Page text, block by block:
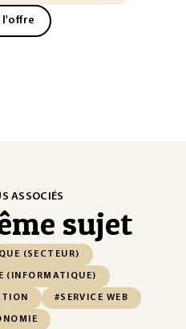
l'offre
ASSOCIÉS
sujet
(SECTEUR)
(INFORMATIQUE)
#SERVICE WEB